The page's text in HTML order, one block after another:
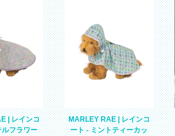
| レインコ
ルフラワー
MARLEY RAE | レインコ
ート - ミントティーカッ